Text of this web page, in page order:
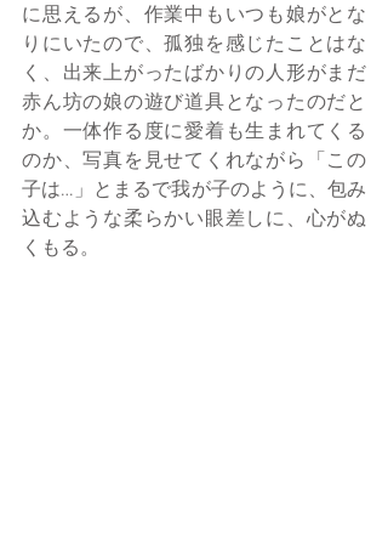
に思えるが、作業中もいつも娘がとな
りにいたので、孤独を感じたことはな
く、出来上がったばかりの人形がまだ
赤ん坊の娘の遊び道具となったのだと
か。一体作る度に愛着も生まれてくる
のか、写真を見せてくれながら「この
子は…」とまるで我が子のように、包み
込むような柔らかい眼差しに、心がぬ
くもる。